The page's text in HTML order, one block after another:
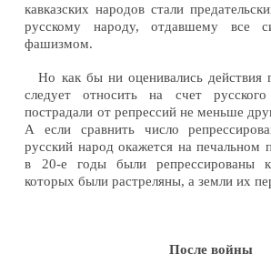
кавказских народов стали
русскому народу, отдавшему все
фашизмом.
Но как бы ни оценивались действия
следует относить на счет
пострадали от репрессий не меньше
А если сравнить число
русский народ окажется на печальном
в 20-е годы были репрессированы
которых были растреляны, а земли их
После войны